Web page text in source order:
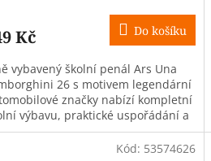
Kč Do košíku
vybavený školní penál Ars Una
26 s motivem legendární
značky nabízí kompletní
výbavu, praktické uspořádání a
provedení pro školáky na...
Kód: 53574626